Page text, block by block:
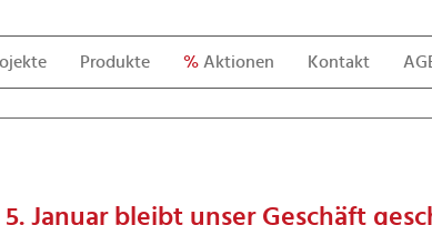
Produkte % Aktionen Kontakt
Januar bleibt unser Geschäft